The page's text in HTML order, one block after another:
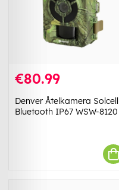
€80.99
Denver Åtelkamera Solcell
Bluetooth IP67 WSW-8120